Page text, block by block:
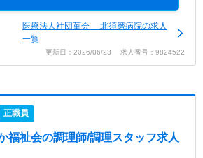
医療法人社団菫会 北須磨病院の求人
一覧
更新日：2026/06/23 求人番号：9824522
正職員
福祉会の調理師/調理スタッフ求人